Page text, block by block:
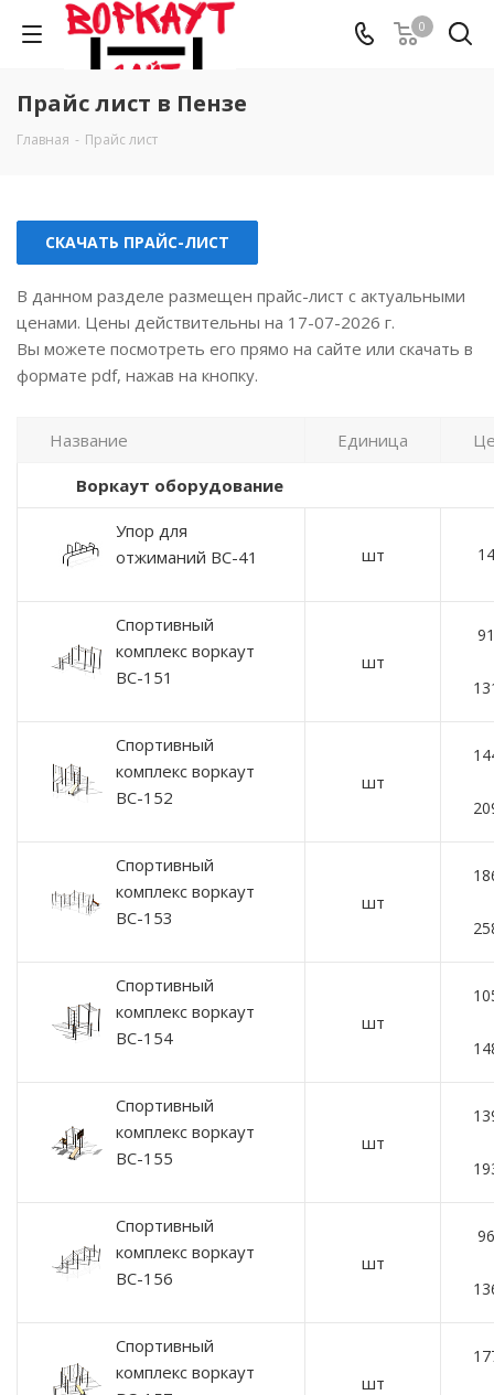
0
Прайс лист в Пензе
Главная - Прайс лист
СКАЧАТЬ ПРАЙС-ЛИСТ
В данном разделе размещен прайс-лист с актуальными
ценами. Цены действительны на 17-07-2026 г.
Вы можете посмотреть его прямо на сайте или скачать в
формате pdf, нажав на кнопку.
Название Единица
Воркаут оборудование
Упор для
отжиманий ВС-41
шт
Спортивный
комплекс воркаут
ВС-151
шт
Спортивный
комплекс воркаут
ВС-152
шт
Спортивный
комплекс воркаут
ВС-153
шт
Спортивный
комплекс воркаут
ВС-154
шт
Спортивный
комплекс воркаут
ВС-155
шт
Спортивный
комплекс воркаут
ВС-156
шт
Спортивный
комплекс воркаут
шт